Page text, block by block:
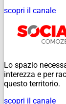
scopri il canale
Lo spazio
interezza e per
questo territorio.
scopri il canale